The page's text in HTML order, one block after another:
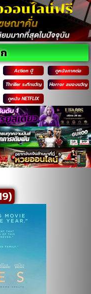
Action บู๊
ดูหนังภาคต่อ
Thriller ระทึกขวัญ
Horror สยองขวัญ
ดูหนัง NETFLIX